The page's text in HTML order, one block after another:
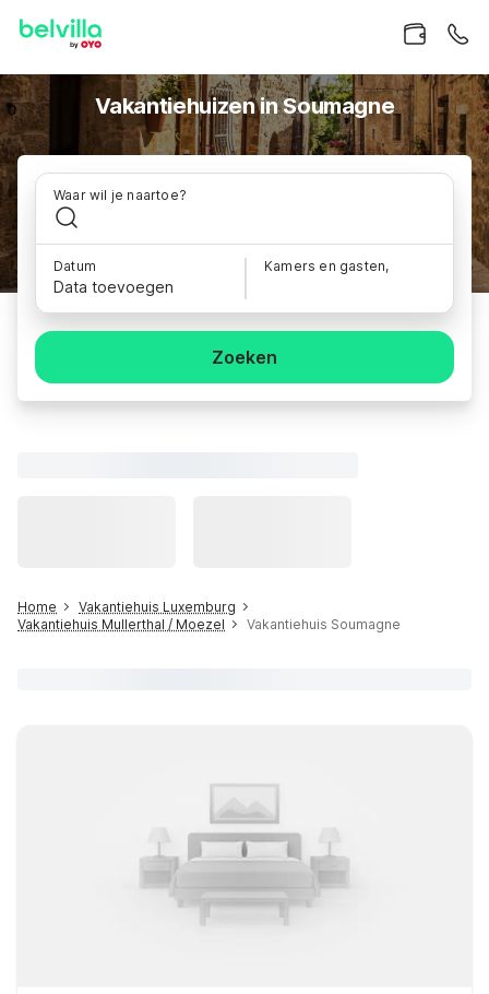
Vakantiehuizen in Soumagne
Waar wil je naartoe?
Datum
Data toevoegen
Kamers en gasten,
Zoeken
Home
Vakantiehuis Luxemburg
Vakantiehuis Mullerthal / Moezel
Vakantiehuis Soumagne